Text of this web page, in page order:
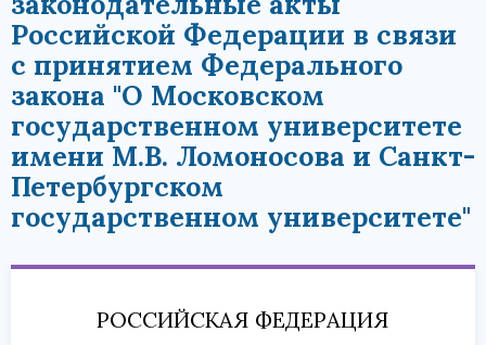
Российской Федерации в связи
с принятием Федерального
закона "О Московском
государственном университете
имени М.В. Ломоносова и Санкт-
Петербургском
государственном университете"
РОССИЙСКАЯ ФЕДЕРАЦИЯ